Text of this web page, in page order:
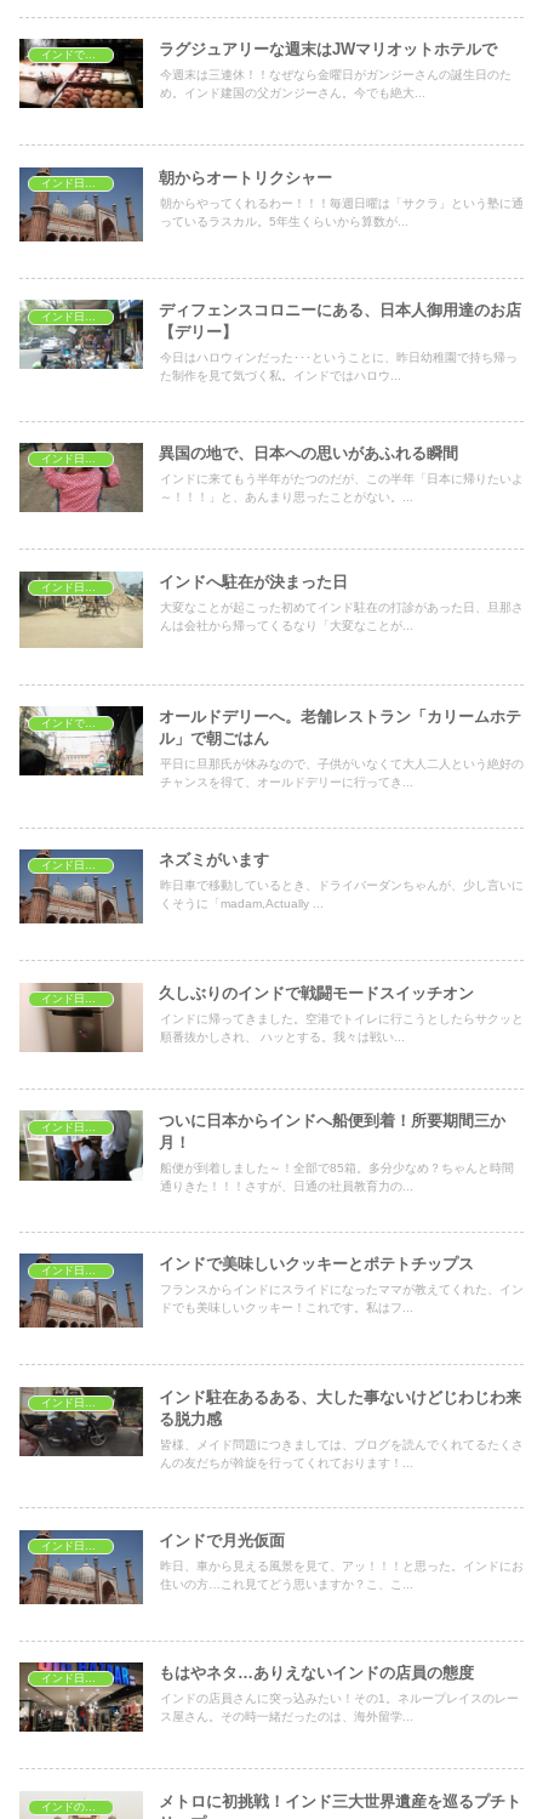
インドでレストラン ラグジュアリーな週末はJWマリオットホテルで
今週末は三連休！！なぜなら金曜日がガンジーさんの誕生日のた
め。インド建国の父ガンジーさん。今でも絶大...
インド日常生活 朝からオートリクシャー
朝からやってくれるわー！！！毎週日曜は「サクラ」という塾に通
っているラスカル。5年生くらいから算数が...
ディフェンスコロニーにある、日本人御用達のお店
【デリー】
今日はハロウィンだった･･･ということに、昨日幼稚園で持ち帰っ
た制作を見て気づく私。インドではハロウ...
インド日常生活 異国の地で、日本への思いがあふれる瞬間
インドに来てもう半年がたつのだが、この半年「日本に帰りたいよ
～！！！」と、あんまり思ったことがない。...
インド日常生活 インドへ駐在が決まった日
大変なことが起こった初めてインド駐在の打診があった日、旦那さ
んは会社から帰ってくるなり「大変なことが...
オールドデリーへ。老舗レストラン「カリームホテ
ル」で朝ごはん
平日に旦那氏が休みなので、子供がいなくて大人二人という絶好の
チャンスを得て、オールドデリーに行ってき...
インド日常生活 ネズミがいます
昨日車で移動しているとき、ドライバーダンちゃんが、少し言いに
くそうに「madam,Actually ...
久しぶりのインドで戦闘モードスイッチオン
インドに帰ってきました。空港でトイレに行こうとしたらサクッと
順番抜かしされ、 ハッとする。我々は戦い...
ついに日本からインドへ船便到着！所要期間三か
月！
船便が到着しました～！全部で85箱。多分少なめ？ちゃんと時間
通りきた！！！さすが、日通の社員教育力の...
インドで美味しいクッキーとポテトチップス
フランスからインドにスライドになったママが教えてくれた、イン
ドでも美味しいクッキー！これです。私はフ...
インド駐在あるある、大した事ないけどじわじわ来
る脱力感
皆様、メイド問題につきましては、ブログを読んでくれてるたくさ
んの友だちが斡旋を行ってくれております！...
インドで月光仮面
昨日、車から見える風景を見て、アッ！！！と思った。インドにお
住いの方…これ見てどう思いますか？こ、こ...
インド日常生活 もはやネタ…ありえないインドの店員の態度
インドの店員さんに突っ込みたい！その1。ネループレイスのレー
ス屋さん。その時一緒だったのは、海外留学...
インドの文化
メトロに初挑戦！インド三大世界遺産を巡るプチト